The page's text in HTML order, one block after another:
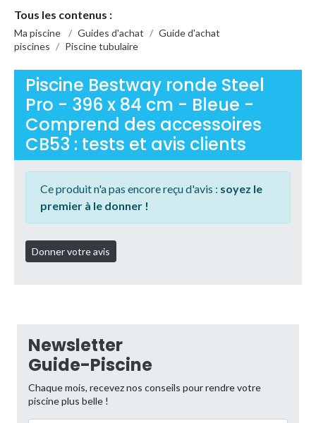
Tous les contenus :
Ma piscine / Guides d'achat / Guide d'achat
piscines / Piscine tubulaire
Piscine Bestway ronde Steel
Pro - 396 x 84 cm - Bleue -
Comprend des accessoires
CB53 : tests et avis clients
Ce produit n'a pas encore reçu d'avis : soyez le
premier à le donner !
Newsletter
Guide-Piscine
Chaque mois, recevez nos conseils pour rendre votre
piscine plus belle !